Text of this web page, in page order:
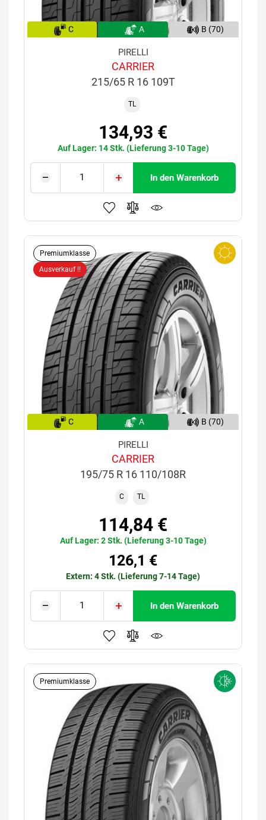
C A B (70)
PIRELLI
CARRIER
215/65 R 16 109T
TL
134,93 €
Auf Lager: 14 Stk. (Lieferung 3-10 Tage)
In den Warenkorb
Premiumklasse
Ausverkauf !!
C A B (70)
PIRELLI
CARRIER
195/75 R 16 110/108R
C TL
114,84 €
Auf Lager: 2 Stk. (Lieferung 3-10 Tage)
126,1 €
Extern: 4 Stk. (Lieferung 7-14 Tage)
In den Warenkorb
Premiumklasse